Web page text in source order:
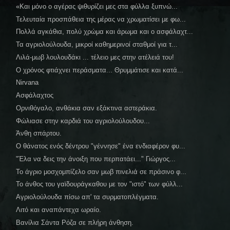
«Και μόνο ο αγέρας ψιθυρίζει μες στα φύλλα ξυπνώ...
Τελευταία προσπάθεια της μέρας να χρωματίσει με φω...
Πολλά αγκάθια, πολύ χρώμα και άρωμα και ο ασφάλαχτ...
Τα αγριολούλουδα, μικροί καθημερινοί σταθμοί για τ...
Λιλά-μωβ λουλουδάκι ... τέλειο μες στην ατέλειά του!
Ο χρόνος φτιάχνει περάσματα... Θρυμμάτισε και κατά...
Nirvana
Ασφάλαχτος
Ορνιθόγαλο, ανθάκια σαν εξάκτινα αστεράκια.
Φώλιασε στην καρδιά του αγριολούλουδου...
Άνθη σπάρτου.
Ο θάνατος ενός δέντρου "γέννησε" ένα ενδιαφέρον φυ...
"Έλα να δεις την άνοιξη που περπατάει..." Γιώργος...
Το άγριο μοσχομπίζελο σαν μωβ πινελιά σε πράσινο φ...
Το άνθος του γαϊδουράγκαθου με τον "ιστό" των φύλλ...
Αγριολούλουδα πίσω απ' τα συρματοπλέγματα.
Λιτό και αναπάντεχα ωραίο.
Βανίλια Σάντα Ρόζα σε πλήρη άνθηση.